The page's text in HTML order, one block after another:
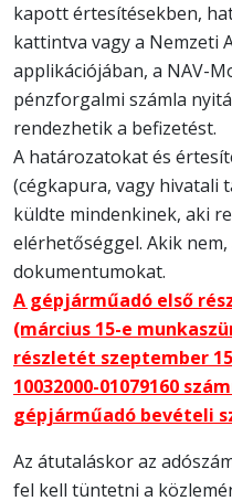
kapott értesítésekben,
kattintva vagy a Nemzeti
applikációjában, a NAV-
pénzforgalmi számla
rendezhetik a befizetést.
A határozatokat és
(cégkapura, vagy hivatali
küldte mindenkinek, aki
elérhetőséggel. Akik
dokumentumokat.
A gépjárműadó első
(március 15-e
részletét szeptember
10032000-01079160
gépjárműadó bevételi
Az átutaláskor az
fel kell tüntetni a